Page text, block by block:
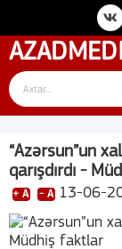
AZAD
“Azərsun”un
qarışdırdı -
+ A - A 13-06-